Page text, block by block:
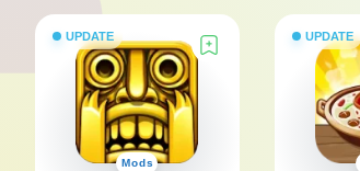
UPDATE
Mods
UPDATE